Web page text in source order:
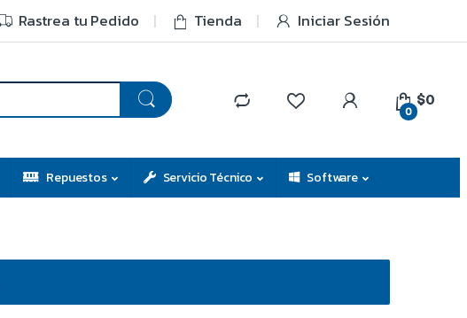
Rastrea tu Pedido Tienda Iniciar Sesión
0
$0
Repuestos Servicio Técnico Software